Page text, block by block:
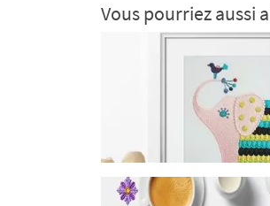
Vous pourriez aussi